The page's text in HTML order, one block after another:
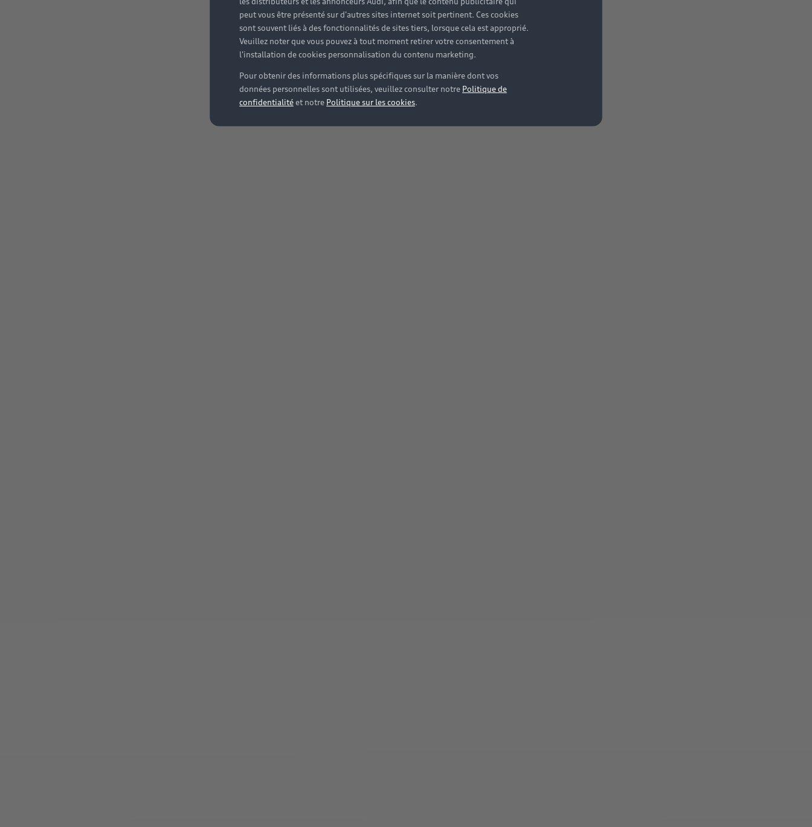
peut vous être présenté sur d'autres sites internet soit pertinent. Ces cookies
sont souvent liés à des fonctionnalités de sites tiers, lorsque cela est approprié.
Veuillez noter que vous pouvez à tout moment retirer votre consentement à
l'installation de cookies personnalisation du contenu marketing.
Pour obtenir des informations plus spécifiques sur la manière dont vos
données personnelles sont utilisées, veuillez consulter notre Politique de
confidentialitéet notre Politique sur les cookies.